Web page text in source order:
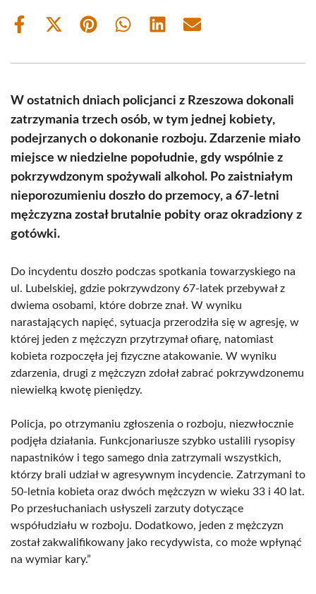
Share
Share
(Twitter)
Share Share Share Share
W ostatnich dniach policjanci z Rzeszowa dokonali
zatrzymania trzech osób, w tym jednej kobiety,
podejrzanych o dokonanie rozboju. Zdarzenie miało
miejsce w niedzielne popołudnie, gdy wspólnie z
pokrzywdzonym spożywali alkohol. Po zaistniałym
nieporozumieniu doszło do przemocy, a 67-letni
mężczyzna został brutalnie pobity oraz okradziony z
gotówki.
Do incydentu doszło podczas spotkania towarzyskiego na
ul. Lubelskiej, gdzie pokrzywdzony 67-latek przebywał z
dwiema osobami, które dobrze znał. W wyniku
narastających napięć, sytuacja przerodziła się w agresję, w
której jeden z mężczyzn przytrzymał ofiarę, natomiast
kobieta rozpoczęła jej fizyczne atakowanie. W wyniku
zdarzenia, drugi z mężczyzn zdołał zabrać pokrzywdzonemu
niewielką kwotę pieniędzy.
Policja, po otrzymaniu zgłoszenia o rozboju, niezwłocznie
podjęła działania. Funkcjonariusze szybko ustalili rysopisy
napastników i tego samego dnia zatrzymali wszystkich,
którzy brali udział w agresywnym incydencie. Zatrzymani to
50-letnia kobieta oraz dwóch mężczyzn w wieku 33 i 40 lat.
Po przesłuchaniach usłyszeli zarzuty dotyczące
współudziału w rozboju. Dodatkowo, jeden z mężczyzn
został zakwalifikowany jako recydywista, co może wpłynąć
na wymiar kary.”